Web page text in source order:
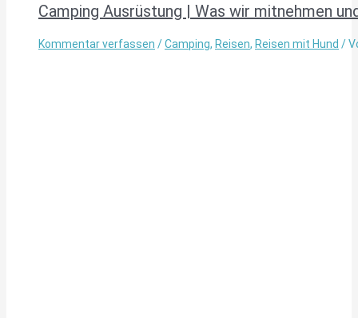
Camping Ausrüstung | Was wir mitnehmen
Kommentar verfassen /Camping, Reisen, Reisen mit Hund /